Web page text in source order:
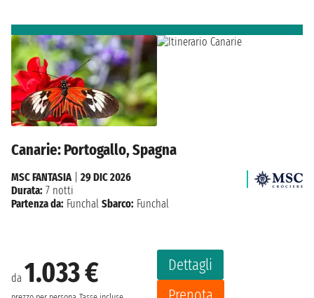
Canarie: Portogallo, Spagna
da 1.033 €
Dettagli
MSC FANTASIA| 29 DIC 2026
Durata: 7 notti
Partenza da: Funchal Sbarco: Funchal